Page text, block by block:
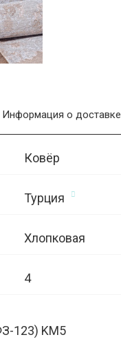
Ковёр
Турция
Хлопковая
4
123) KM5
Информация о доставке